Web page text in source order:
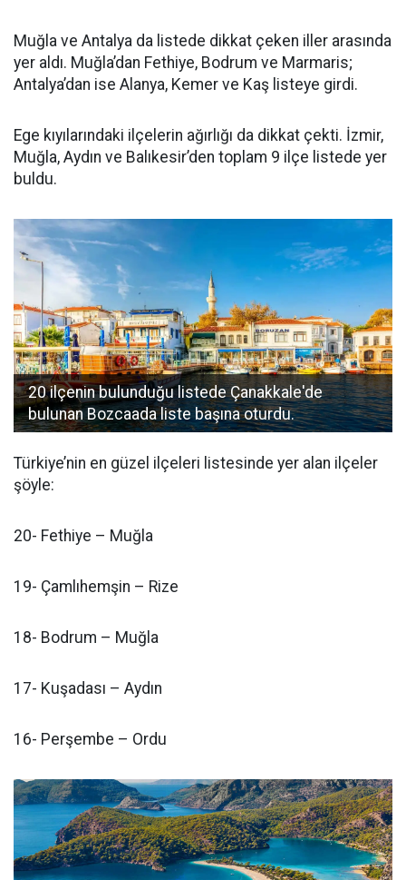
Muğla ve Antalya da listede dikkat çeken iller arasında
yer aldı. Muğla’dan Fethiye, Bodrum ve Marmaris;
Antalya’dan ise Alanya, Kemer ve Kaş listeye girdi.
Ege kıyılarındaki ilçelerin ağırlığı da dikkat çekti. İzmir,
Muğla, Aydın ve Balıkesir’den toplam 9 ilçe listede yer
buldu.
20 ilçenin bulunduğu listede Çanakkale'de
bulunan Bozcaada liste başına oturdu.
Türkiye’nin en güzel ilçeleri listesinde yer alan ilçeler
şöyle:
20- Fethiye – Muğla
19- Çamlıhemşin – Rize
18- Bodrum – Muğla
17- Kuşadası – Aydın
16- Perşembe – Ordu